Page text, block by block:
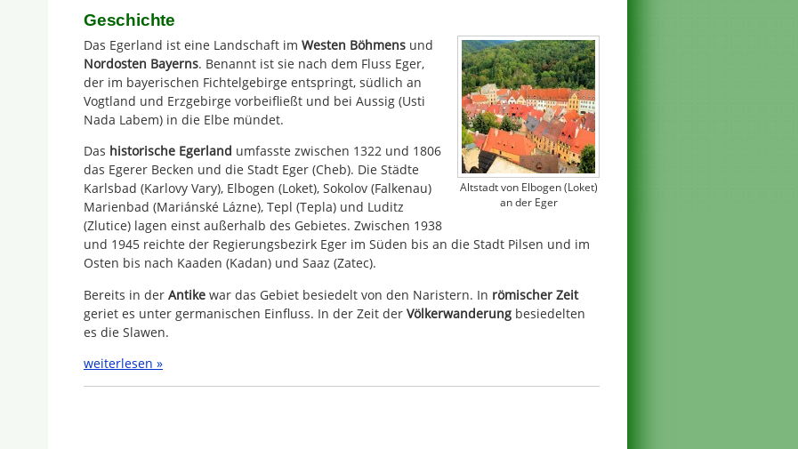
Geschichte
Altstadt von Elbogen (Loket)
an der Eger
Das Egerland ist eine Landschaft im Westen Böhmens und
Nordosten Bayerns. Benannt ist sie nach dem Fluss Eger,
der im bayerischen Fichtelgebirge entspringt, südlich an
Vogtland und Erzgebirge vorbeifließt und bei Aussig (Usti
Nada Labem) in die Elbe mündet.
Das historische Egerland umfasste zwischen 1322 und 1806
das Egerer Becken und die Stadt Eger (Cheb). Die Städte
Karlsbad (Karlovy Vary), Elbogen (Loket), Sokolov (Falkenau)
Marienbad (Mariánské Lázne), Tepl (Tepla) und Luditz
(Zlutice) lagen einst außerhalb des Gebietes. Zwischen 1938
und 1945 reichte der Regierungsbezirk Eger im Süden bis an die Stadt Pilsen und im
Osten bis nach Kaaden (Kadan) und Saaz (Zatec).
Bereits in der Antike war das Gebiet besiedelt von den Naristern. In römischer Zeit
geriet es unter germanischen Einfluss. In der Zeit der Völkerwanderung besiedelten
es die Slawen.
weiterlesen »